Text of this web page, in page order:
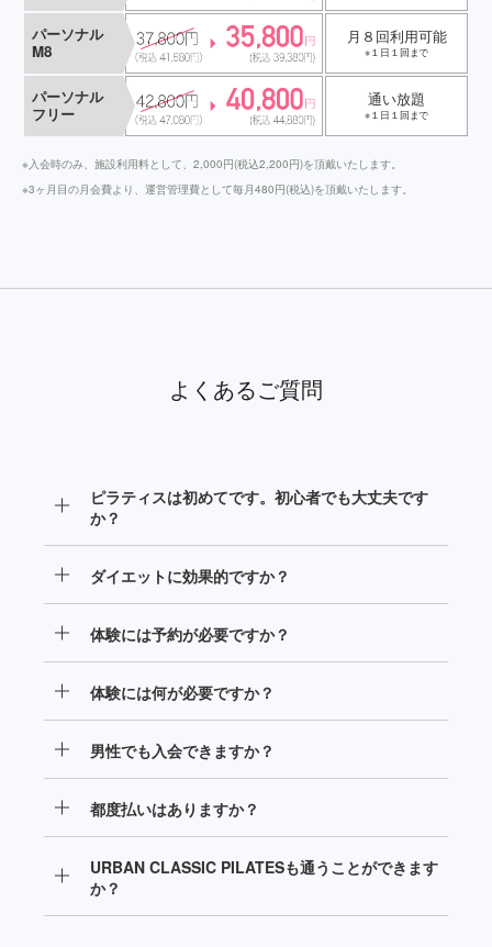
パーソナル
M8
月８回利用可能
※１日１回まで
パーソナル
フリー
通い放題
※１日１回まで
※入会時のみ、施設利用料として、2,000円(税込2,200円)を頂戴いたします。
※3ヶ月目の月会費より、運営管理費として毎月480円(税込)を頂戴いたします。
よくあるご質問
ピラティスは初めてです。初心者でも大丈夫です
か？
高額なイメージのマシンピラティスですが、当店では
安心の月額制で通うことができます。さらに、オープ
ン前の今なら、先着50名様のみ永久割引価格でご入会
いただけます。
ダイエットに効果的ですか？
当スタジオでは、マシンピラティスとウェイトトレー
ニングを組み合わせた、パーソナルのワークアウトを
行い、インナーとアウター両方の筋肉を鍛えることが
できますので、ダイエットに効果的です。
体験には予約が必要ですか？
当ホームページの「体験予約はこちら」からご予約の
上、ご来店ください。
体験には何が必要ですか？
体験の際に必要な運動できるウェアと運転免許証など
のご本人確認書類をお持ちください。
男性でも入会できますか？
はい。男性もご入会いただけます。
都度払いはありますか？
はい。1レッスンあたり税込6,380円でご利用いただけ
ます。
URBAN CLASSIC PILATESも通うことができます
か？